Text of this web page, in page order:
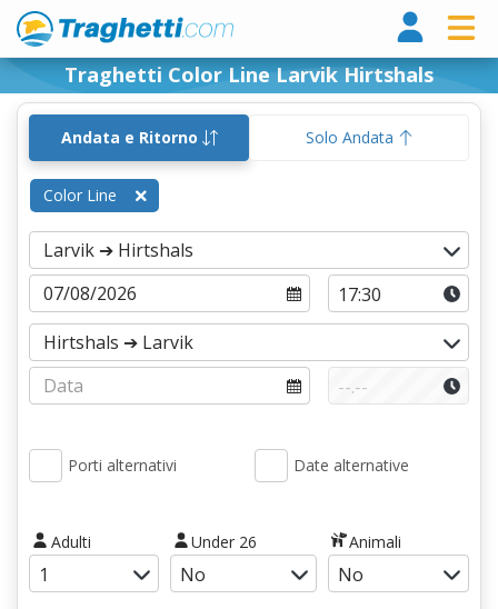
Traghetti Color Line Larvik Hirtshals
Andata e Ritorno Solo Andata
Color Line
Porti alternativi Date alternative
Adulti Under 26 Animali